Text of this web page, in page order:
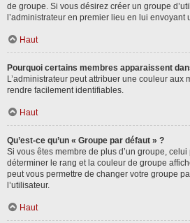
de groupe. Si vous désirez créer un groupe
l’administrateur en premier lieu en lui envoyant
Haut
Pourquoi certains membres apparaissent
L’administrateur peut attribuer une couleur aux
rendre facilement identifiables.
Haut
Qu’est-ce qu’un « Groupe par défaut » ?
Si vous êtes membre de plus d’un groupe,
déterminer le rang et la couleur de groupe
peut vous permettre de changer votre groupe
l’utilisateur.
Haut